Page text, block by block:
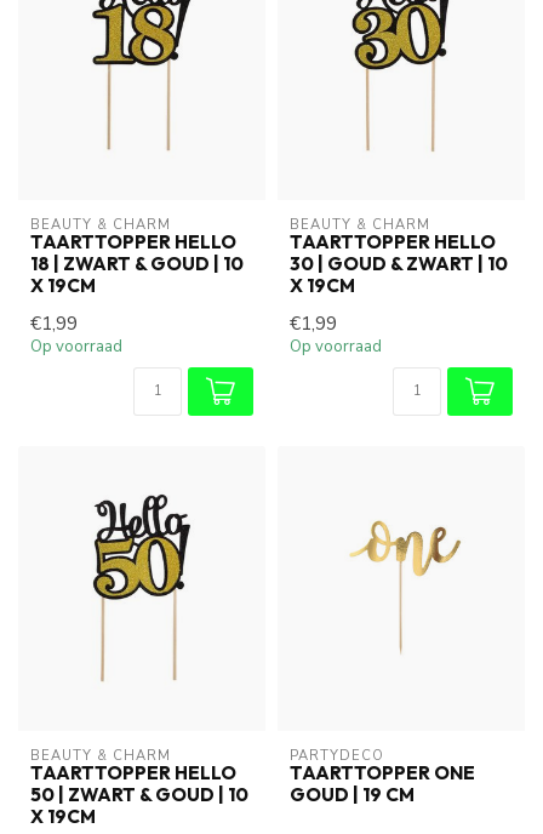
BEAUTY & CHARM
TAARTTOPPER HELLO
18 | ZWART & GOUD | 10
X 19CM
€1,99
Op voorraad
BEAUTY & CHARM
TAARTTOPPER HELLO
30 | GOUD & ZWART | 10
X 19CM
€1,99
Op voorraad
BEAUTY & CHARM
TAARTTOPPER HELLO
50 | ZWART & GOUD | 10
X 19CM
PARTYDECO
TAARTTOPPER ONE
GOUD | 19 CM